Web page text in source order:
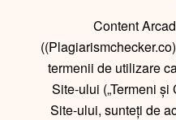
Content
termenii de utilizare
Site-ului („Termeni
Site-ului, sunteți de